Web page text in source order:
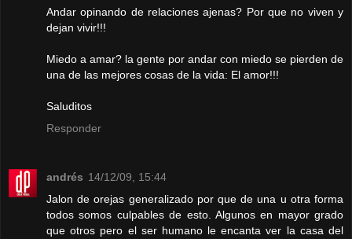
Andar opinando de relaciones ajenas? Por que no viven y
dejan vivir!!!
Miedo a amar? la gente por andar con miedo se pierden de
una de las mejores cosas de la vida: El amor!!!
Saluditos
Responder
andrés 14/12/09, 15:44
Jalon de orejas generalizado por que de una u otra forma
todos somos culpables de esto. Algunos en mayor grado
que otros pero el ser humano le encanta ver la casa del